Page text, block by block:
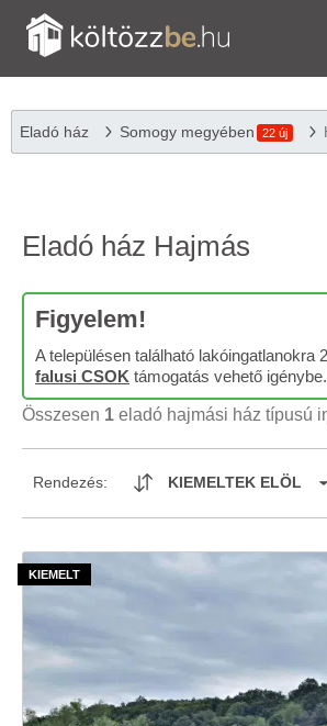
Eladó ház Somogy megyében 22 új
Eladó ház Hajmás
Figyelem!
A településen található lakóingatlanokra
falusi CSOK támogatás vehető igénybe.
Összesen 1 eladó hajmási ház típusú
Rendezés: KIEMELTEK ELÖL